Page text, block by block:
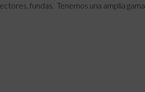
fundas. Tenemos una amplia gama